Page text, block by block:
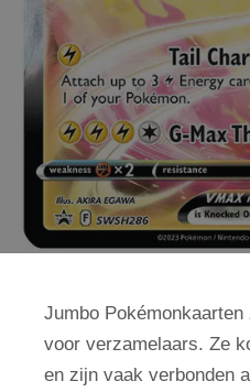
Jumbo
voor verzamelaars. Ze
en zijn vaak verbonden